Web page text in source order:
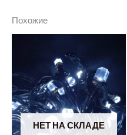
Похожие
НЕТ НА СКЛАДЕ